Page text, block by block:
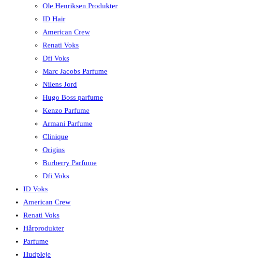
Ole Henriksen Produkter
ID Hair
American Crew
Renati Voks
Dfi Voks
Marc Jacobs Parfume
Nilens Jord
Hugo Boss parfume
Kenzo Parfume
Armani Parfume
Clinique
Origins
Burberry Parfume
Dfi Voks
ID Voks
American Crew
Renati Voks
Hårprodukter
Parfume
Hudpleje